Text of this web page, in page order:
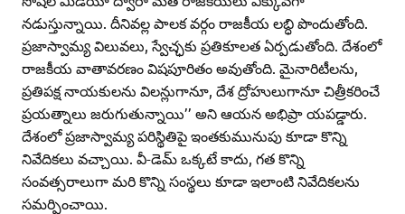
నడుస్తున్నాయి. దీనివల్ల పాలక వర్గం రాజకీయ లబ్ధి పొందుతోంది.
ప్రజాస్వామ్య విలువలు, స్వేచ్ఛకు ప్రతికూలత ఏర్పడుతోంది. దేశంలో
రాజకీయ వాతావరణం విషపూరితం అవుతోంది. మైనారిటీలను,
ప్రతిపక్ష నాయకులను విలన్లుగానూ, దేశ ద్రోహులుగానూ చిత్రీకరించే
ప్రయత్నాలు జరుగుతున్నాయి’’ అని ఆయన అభిప్రా యపడ్డారు.
దేశంలో ప్రజాస్వామ్య పరిస్థితిపై ఇంతకుమునుపు కూడా కొన్ని
నివేదికలు వచ్చాయి. వీ-డెమ్‌ ఒక్కటే కాదు, గత కొన్ని
సంవత్సరాలుగా మరి కొన్ని సంస్థలు కూడా ఇలాంటి నివేదికలను
సమర్పించాయి.